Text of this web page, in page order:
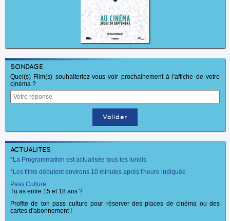
SONDAGE
Quel(s) Film(s) souhaiteriez-vous voir prochainement à l'affiche de votre
cinéma ?
ACTUALITÉS
*La Programmation est actualisée tous les lundis
*Les films débutent environs 10 minutes après l'heure indiquée
Pass Culture
Tu as entre 15 et 18 ans ?
Profite de ton pass culture pour réserver des places de cinéma ou des
cartes d'abonnement !